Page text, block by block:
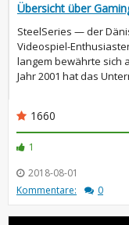
Übersicht über
SteelSeries — der
Videospiel-
langem bewährte sich
Jahr 2001 hat das
1660
1
2018-08-01
Kommentare:
0